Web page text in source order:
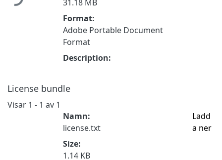
31.18 MB
Format:
Adobe Portable Document
Format
Description:
License bundle
Visar 1 - 1 av 1
Namn:
license.txt
Size:
1.14 KB
Ladd
a ner